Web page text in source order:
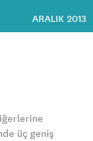
ARALIK 2013
üç geniş